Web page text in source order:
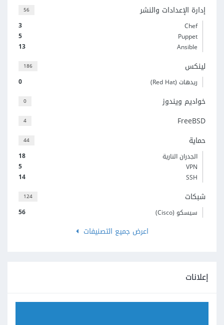
56 إدارة الإعدادات والنشر
3
Chef
5
Puppet
13
Ansible
186 لينكس
0 ريدهات (Red Hat)
0 خواديم ويندوز
4 FreeBSD
44 حماية
18
الجدران النارية
5
VPN
14
SSH
124 شبكات
56 سيسكو (Cisco)
اعرض جميع التصنيفات
إعلانات